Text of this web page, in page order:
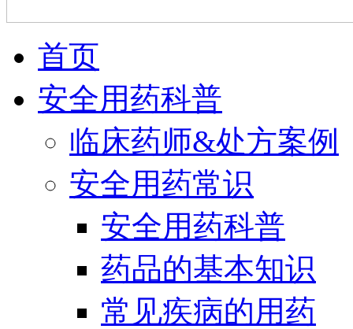
首页
安全用药科普
临床药师&处方案例
安全用药常识
安全用药科普
药品的基本知识
常见疾病的用药